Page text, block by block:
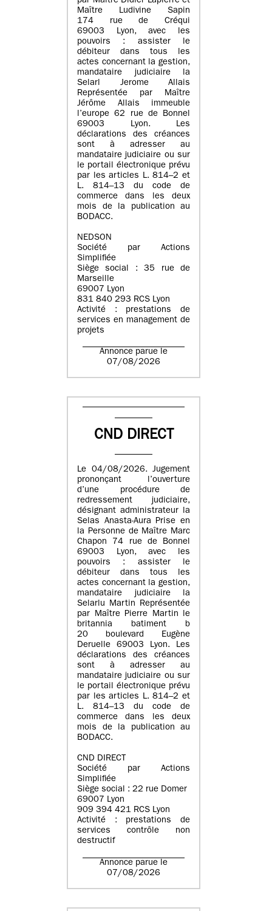
Maître Ludivine Sapin
174 rue de Créqui
69003 Lyon, avec les
pouvoirs : assister le
débiteur dans tous les
actes concernant la gestion,
mandataire judiciaire la
Selarl Jerome Allais
Représentée par Maître
Jérôme Allais immeuble
l’europe 62 rue de Bonnel
69003 Lyon. Les
déclarations des créances
sont à adresser au
mandataire judiciaire ou sur
le portail électronique prévu
par les articles L. 814–2 et
L. 814–13 du code de
commerce dans les deux
mois de la publication au
BODACC.
NEDSON
Société par Actions
Simplifiée
Siège social : 35 rue de
Marseille
69007 Lyon
831 840 293 RCS Lyon
Activité : prestations de
services en management de
projets
Annonce parue le
07/08/2026
CND DIRECT
Le 04/08/2026. Jugement
prononçant l’ouverture
d’une procédure de
redressement judiciaire,
désignant administrateur la
Selas Anasta-Aura Prise en
la Personne de Maître Marc
Chapon 74 rue de Bonnel
69003 Lyon, avec les
pouvoirs : assister le
débiteur dans tous les
actes concernant la gestion,
mandataire judiciaire la
Selarlu Martin Représentée
par Maître Pierre Martin le
britannia batiment b
20 boulevard Eugène
Deruelle 69003 Lyon. Les
déclarations des créances
sont à adresser au
mandataire judiciaire ou sur
le portail électronique prévu
par les articles L. 814–2 et
L. 814–13 du code de
commerce dans les deux
mois de la publication au
BODACC.
CND DIRECT
Société par Actions
Simplifiée
Siège social : 22 rue Domer
69007 Lyon
909 394 421 RCS Lyon
Activité : prestations de
services contrôle non
destructif
Annonce parue le
07/08/2026